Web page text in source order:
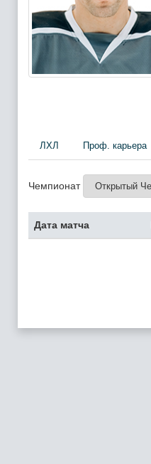
ЛХЛ Проф. карьера
Чемпионат
Дата матча